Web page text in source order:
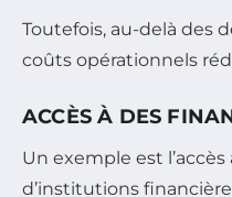
Toutefois, au-delà des
coûts opérationnels
ACCÈS À DES
Un exemple est
d’institutions